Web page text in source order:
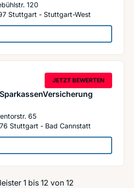
120
Stuttgart - Stuttgart-West
65
Stuttgart - Bad Cannstatt
JETZT BEWERTEN
SparkassenVersicherung
1 bis 12 von 12